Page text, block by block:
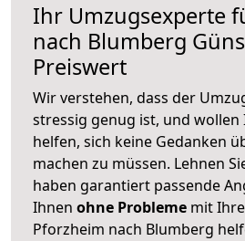
Ihr Umzugsexperte
nach Blumberg
Preiswert
Wir verstehen, dass der
stressig genug ist, und wollen
helfen, sich keine Gedanken
machen zu müssen. Lehnen
haben garantiert passende
Ihnen ohne Probleme mit
Pforzheim nach Blumberg